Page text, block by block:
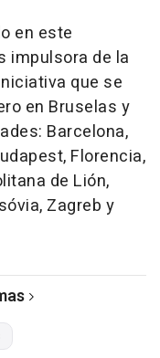
en este
impulsora de la
que se
en Bruselas y
Barcelona,
Florencia,
de Lión,
Zagreb y